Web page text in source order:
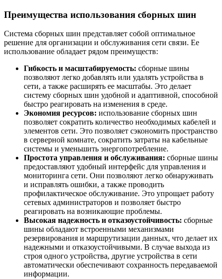
Преимущества использования сборных шин
Система сборных шин представляет собой оптимальное
решение для организации и обслуживания сети связи. Ее
использование обладает рядом преимуществ:
Гибкость и масштабируемость: сборные шины
позволяют легко добавлять или удалять устройства в
сети, а также расширять ее масштабы. Это делает
систему сборных шин удобной и адаптивной, способной
быстро реагировать на изменения в среде.
Экономия ресурсов: использование сборных шин
позволяет сократить количество необходимых кабелей и
элементов сети. Это позволяет сэкономить пространство
в серверной комнате, сократить затраты на кабельные
системы и уменьшить энергопотребление.
Простота управления и обслуживания: сборные шины
предоставляют удобный интерфейс для управления и
мониторинга сети. Они позволяют легко обнаруживать
и исправлять ошибки, а также проводить
профилактическое обслуживание. Это упрощает работу
сетевых администраторов и позволяет быстро
реагировать на возникающие проблемы.
Высокая надежность и отказоустойчивость: сборные
шины обладают встроенными механизмами
резервирования и маршрутизации данных, что делает их
надежными и отказоустойчивыми. В случае выхода из
строя одного устройства, другие устройства в сети
автоматически обеспечивают сохранность передаваемой
информации.